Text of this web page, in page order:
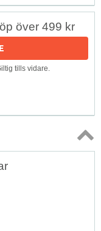
över 499 kr
tills vidare.
Topp